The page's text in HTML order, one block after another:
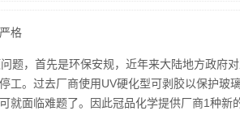
格
题，首先是环保安规，近年来大陆地方政府
工。过去厂商使用UV硬化型可剥胶以保护玻
就面临难题了。因此冠品化学提供厂商1种